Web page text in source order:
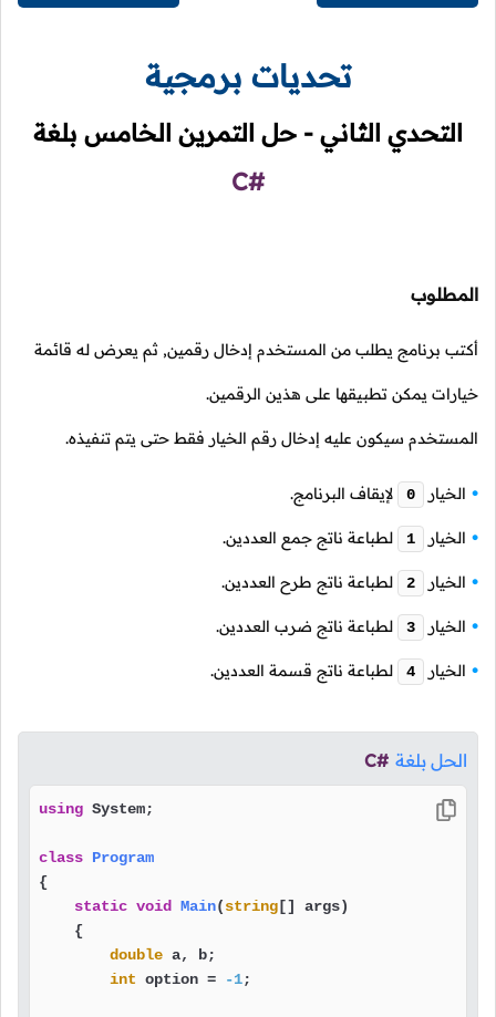
تحديات برمجية
التحدي الثاني - حل التمرين الخامس بلغة
C#
المطلوب
أكتب برنامج يطلب من المستخدم إدخال رقمين, ثم يعرض له قائمة
خيارات يمكن تطبيقها على هذين الرقمين.
المستخدم سيكون عليه إدخال رقم الخيار فقط حتى يتم تنفيذه.
الخيار 0 لإيقاف البرنامج.
الخيار 1 لطباعة ناتج جمع العددين.
الخيار 2 لطباعة ناتج طرح العددين.
الخيار 3 لطباعة ناتج ضرب العددين.
الخيار 4 لطباعة ناتج قسمة العددين.
الحل بلغة C#
using System;
class Program
{
static void Main(string [] args)
    {
double a, b;
int option = -1;